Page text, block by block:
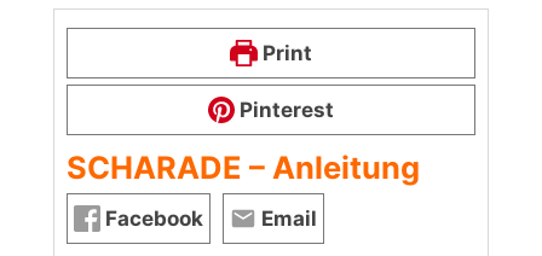
Print
Pinterest
SCHARADE – Anleitung
Facebook Email